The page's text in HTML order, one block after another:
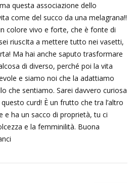
questa associazione dello
come del succo da una melagrana!!
colore vivo e forte, che è fonte di
riuscIta a mettere tutto nei vasetti,
Ma hai anche saputo trasformare
di diverso, perché poi la vita
e siamo noi che la adattiamo
che sentiamo. Sarei davvero curiosa
curd! È un frutto che tra l’altro
e ha un sacco di proprietà, tu ci
e la femminilità. Buona